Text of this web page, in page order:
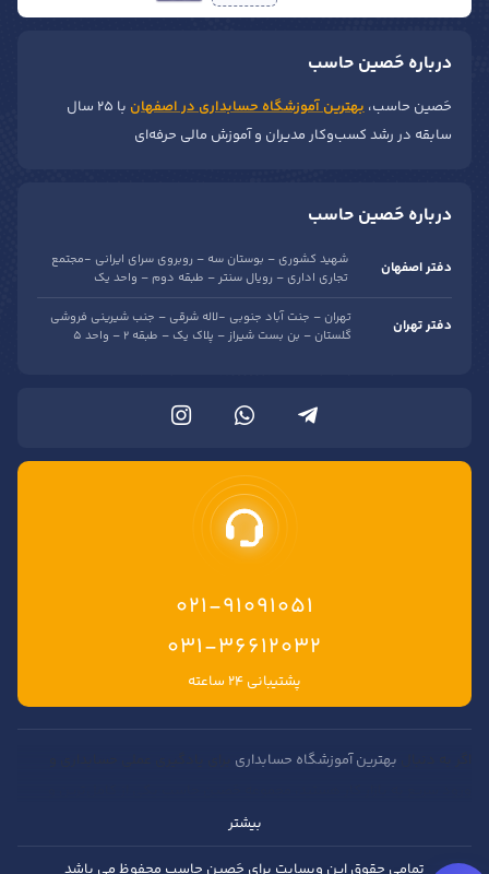
درباره حَصین حاسب
حَصین حاسب، بهترین آموزشگاه حسابداری در اصفهان
با ۲۵ سال
سابقه در رشد کسب‌وکار مدیران و آموزش مالی حرفه‌ای
درباره حَصین حاسب
دفتر اصفهان
شهید کشوری – بوستان سه – روبروی سرای ایرانی -مجتمع
تجاری اداری – رویال سنتر – طبقه دوم – واحد یک
دفتر تهران
تهران – جنت آباد جنوبی -لاله شرقی – جنب شیرینی فروشی
گلستان – بن بست شیراز – پلاک یک – طبقه 2 – واحد 5
021-91091051
۰۳۱-۳۶۶۱۲۰۳۲
پشتیبانی ۲۴ ساعته
بهترین آموزشگاه حسابداری
حرفه‌ای‌ترین مراکز آموزش حسابداری در ایران محسوب می‌شود. در این مجموعه
امکان آموزش حسابداری آنلاین و
بیشتر
تمامی حقوق این وبسایت برای حَصین حاسب محفوظ می باشد